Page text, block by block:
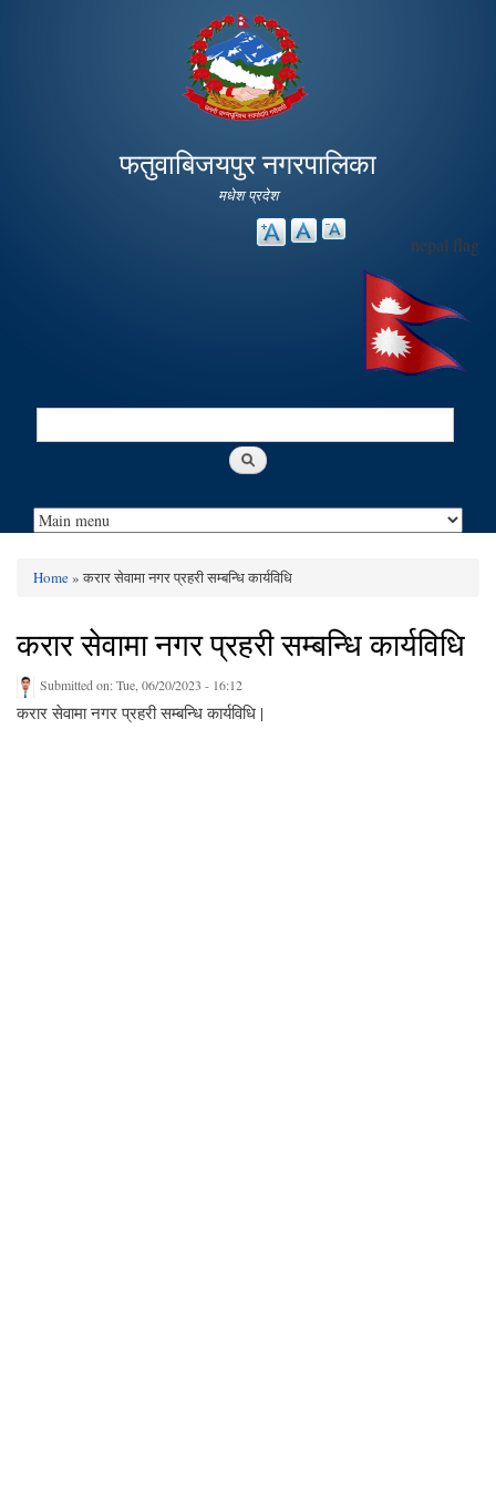
main
content
फतुवाबिजयपुर नगरपालिका
मधेश प्रदेश
nepal flag
Search
Home» करार सेवामा नगर प्रहरी सम्बन्धि कार्यविधि
करार सेवामा नगर प्रहरी सम्बन्धि कार्यविधि
Submitted on:Tue, 06/20/2023 - 16:12
करार सेवामा नगर प्रहरी सम्बन्धि कार्यविधि |